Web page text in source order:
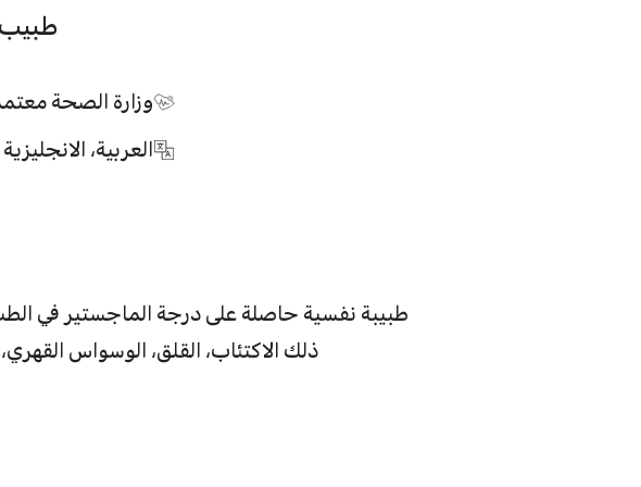
وزارة الصحة
العربية، الانجليزية
طبيبة نفسية حاصلة على درجة الماجستير في
ذلك الاكتئاب، القلق، الوسواس